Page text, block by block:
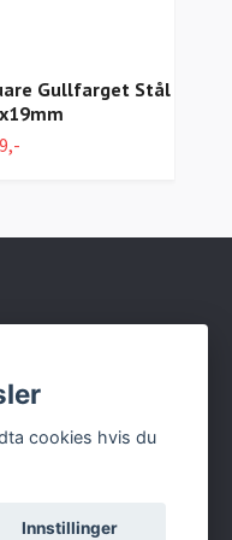
Gullfarget Stål
cookies hvis du
Innstillinger